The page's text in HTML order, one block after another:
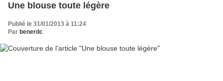
Une blouse toute légère
Publié le 31/01/2013 à 11:24
Par benerdc